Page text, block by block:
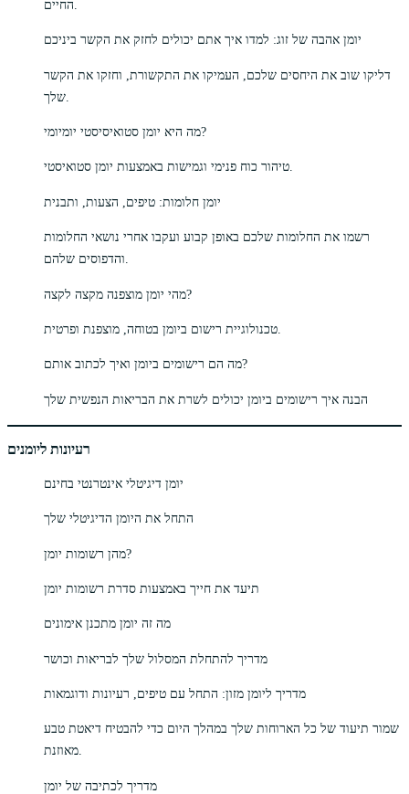
יומן אהבה של זוג: למדו איך אתם יכולים לחזק את הקשר ביניכם
דליקו שוב את היחסים שלכם, העמיקו את התקשורת, וחזקו את הקשר
מה היא יומן סטואיסיסטי יומיומי?
טיהור כוח פנימי וגמישות באמצעות יומן סטואיסטי.
יומן חלומות: טיפים, הצעות, ותבנית
רשמו את החלומות שלכם באופן קבוע ועקבו אחרי נושאי החלומות
מהי יומן מוצפנה מקצה לקצה?
מה הם רישומים ביומן ואיך לכתוב אותם?
הבנה איך רישומים ביומן יכולים לשרת את הבריאות הנפשית שלך
רעיונות ליומנים
יומן דיגיטלי אינטרנטי בחינם
התחל את היומן הדיגיטלי שלך
מהן רשומות יומן?
תיעד את חייך באמצעות סדרת רשומות יומן
מה זה יומן מתכנן אימונים
מדריך להתחלת המסלול שלך לבריאות וכושר
מדריך ליומן מזון: התחל עם טיפים, רעיונות ודוגמאות
שמור תיעוד של כל הארוחות שלך במהלך היום כדי להבטיח דיאטת טבע
מאוזנת.
מדריך לכתיבה של יומן